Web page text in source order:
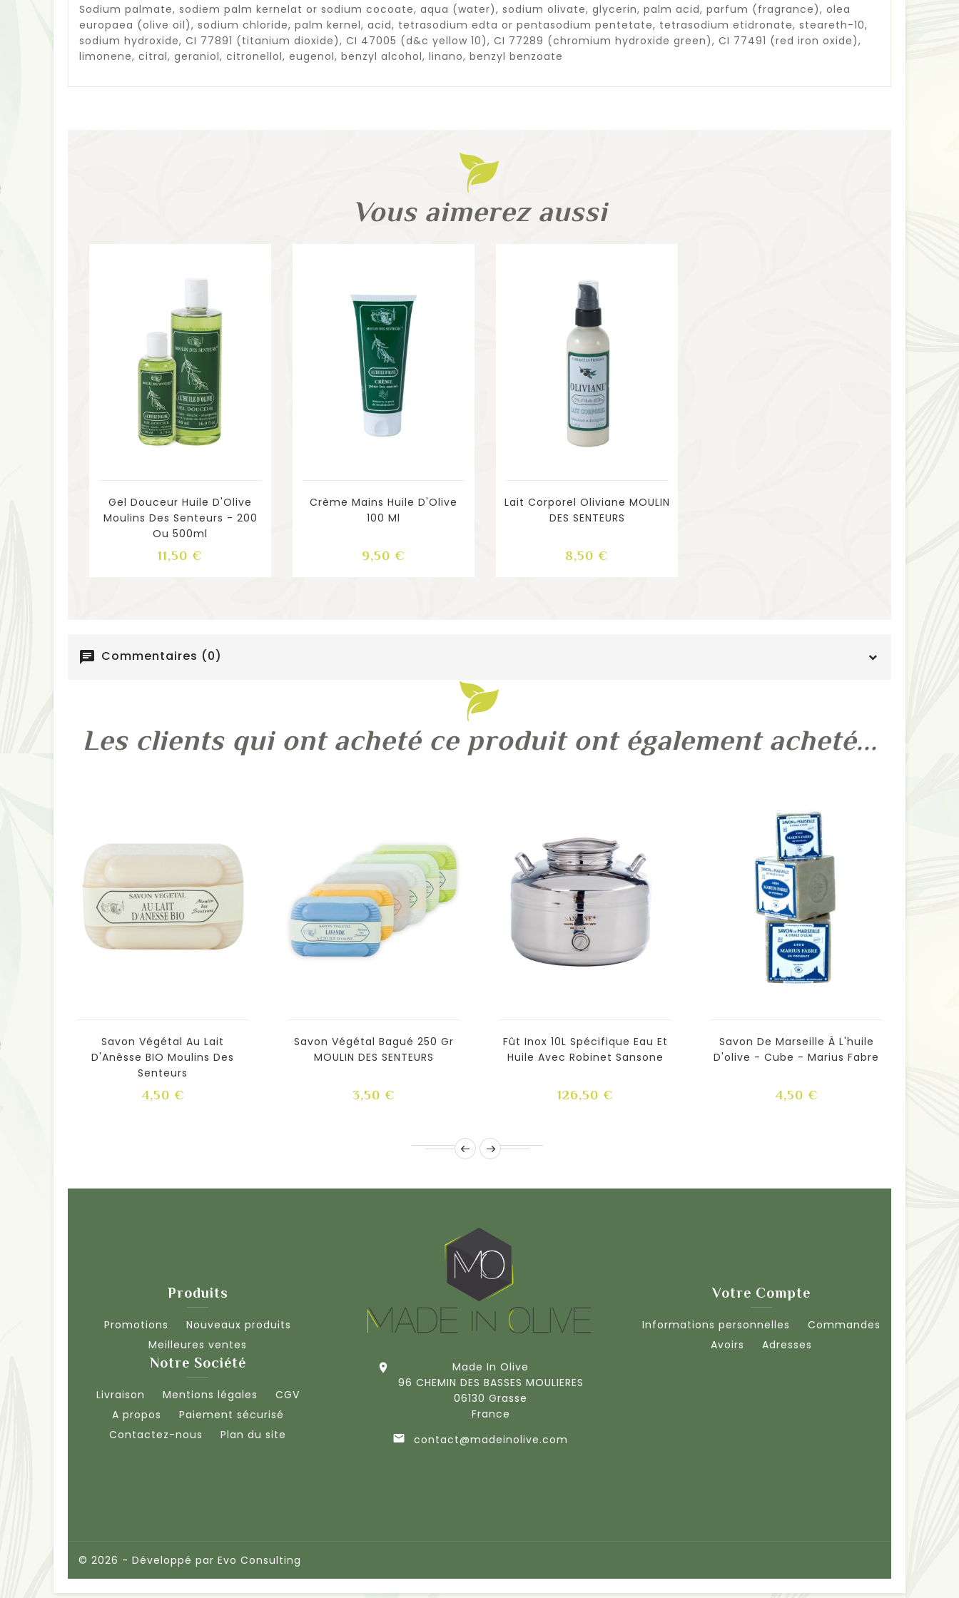
Sodium palmate, sodiem palm kernelat or sodium cocoate, aqua (water), sodium olivate, glycerin, palm acid, parfum (fragrance), olea
europaea (olive oil), sodium chloride, palm kernel, acid, tetrasodium edta or pentasodium pentetate, tetrasodium etidronate, steareth-10,
sodium hydroxide, CI 77891 (titanium dioxide), CI 47005 (d&c yellow 10), CI 77289 (chromium hydroxide green), CI 77491 (red iron oxide),
limonene, citral, geraniol, citronellol, eugenol, benzyl alcohol, linano, benzyl benzoate
Vous aimerez aussi
Gel Douceur Huile D'Olive
Moulins Des Senteurs - 200
Ou 500ml
11,50 €
Crème Mains Huile D'Olive
100 Ml
9,50 €
Lait Corporel Oliviane MOULIN
DES SENTEURS
8,50 €
chat Commentaires (0)
Les clients qui ont acheté ce produit ont également acheté...
Savon Végétal Au Lait
D'Anêsse BIO Moulins Des
Senteurs
4,50 €
Savon Végétal Bagué 250 Gr
MOULIN DES SENTEURS
3,50 €
Fût Inox 10L Spécifique Eau Et
Huile Avec Robinet Sansone
126,50 €
Savon De Marseille À L'huile
D'olive - Cube - Marius Fabre
4,50 €

Made In Olive
96 CHEMIN DES BASSES MOULIERES
06130 Grasse
France
 contact@madeinolive.com
Produits
Promotions
Nouveaux produits
Meilleures ventes
Notre Société
Livraison Mentions légales
CGV
A propos
Paiement sécurisé
Contactez-nous
Plan du site
Votre Compte
Informations personnelles
Commandes
Avoirs
Adresses
© 2026 - Développé par Evo Consulting